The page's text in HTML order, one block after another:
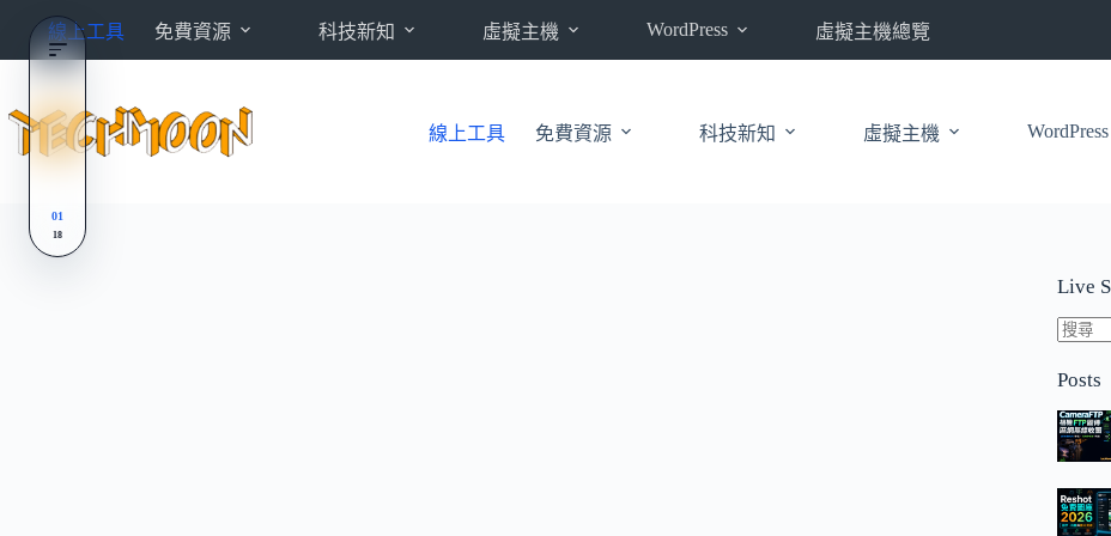
內
線上工具 免費資源 科技新知 虛擬主機 WordPress 虛擬主機總覽
線上工具 免費資源 科技新知 虛擬主機 WordPress
Live
不
到
符
條
件
Posts
01
18